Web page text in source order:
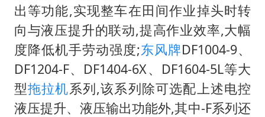
出等功能,实现整车在田间作业掉头时转
向与液压提升的联动,提高作业效率,大幅
度降低机手劳动强度;东风牌DF1004-9、
DF1204-F、DF1404-6X、DF1604-5L等大
型拖拉机系列,该系列除可选配上述电控
液压提升、液压输出功能外,其中-F系列还